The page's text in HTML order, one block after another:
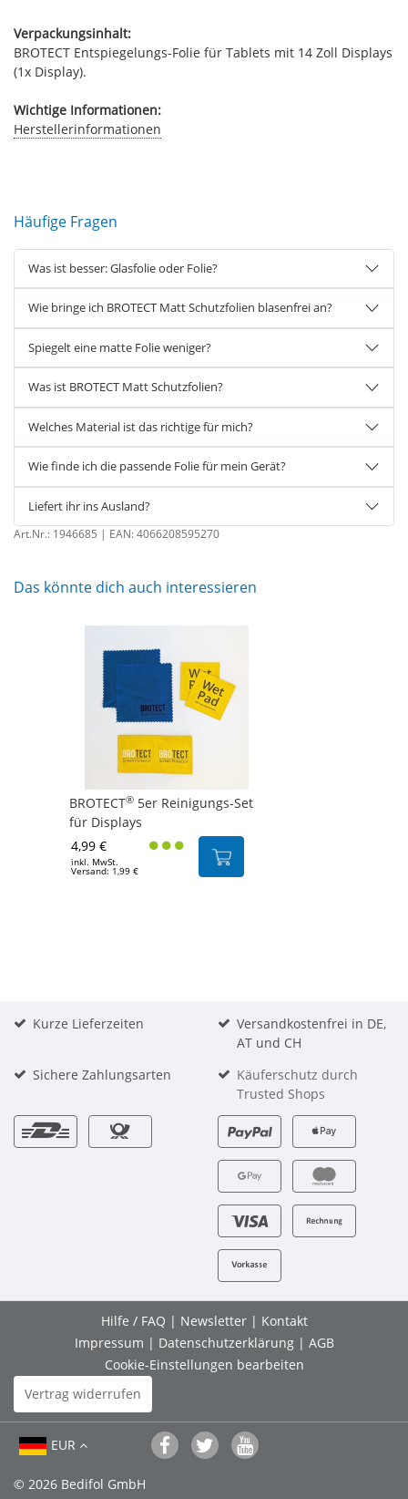
Verpackungsinhalt:
BROTECT Entspiegelungs-Folie für Tablets mit 14 Zoll Displays
(1x Display).
Wichtige Informationen:
Herstellerinformationen
Häufige Fragen
Was ist besser: Glasfolie oder Folie?
Wie bringe ich BROTECT Matt Schutzfolien blasenfrei an?
Spiegelt eine matte Folie weniger?
Was ist BROTECT Matt Schutzfolien?
Welches Material ist das richtige für mich?
Wie finde ich die passende Folie für mein Gerät?
Liefert ihr ins Ausland?
Art.Nr.: 1946685 | EAN:4066208595270
Das könnte dich auch interessieren
BROTECT® 5er Reinigungs-Set
für Displays
4,99 €
inkl. MwSt.
Versand: 1,99 €
Kurze Lieferzeiten
Versandkostenfrei in DE,
AT und CH
Sichere Zahlungsarten
Käuferschutz durch
Trusted Shops
Hilfe / FAQ | Newsletter | Kontakt
Impressum | Datenschutzerklärung | AGB
Cookie-Einstellungen bearbeiten
Vertrag widerrufen
EUR
© 2026 Bedifol GmbH